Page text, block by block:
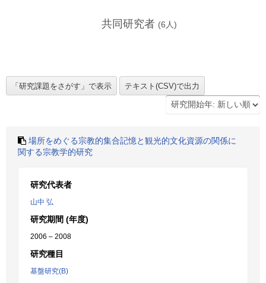
共同研究者 (6 人)
場所をめぐる宗教的集合記憶と観光的文化資源の関係に
関する宗教学的研究
研究代表者
山中 弘
研究期間 (年度)
2006 – 2008
研究種目
基盤研究(B)